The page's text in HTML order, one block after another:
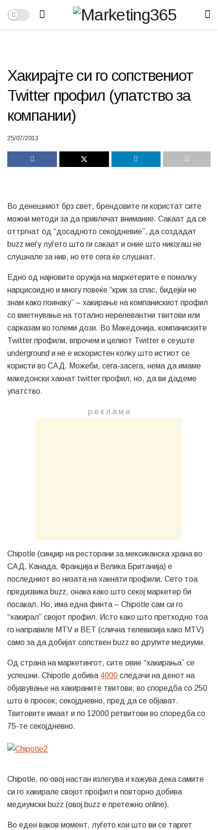
Хакирајте си го сопствениот
Twitter профил (упатство за
компании)
25/07/2013
Во денешниот брз свет, брендовите ги користат сите
можни методи за да привлечат внимание. Сакаат да се
оттргнат од “досадното секојдневие”, да создадат
buzz меѓу луѓето што ги сакаат и оние што никогаш не
слушнале за нив, но ете сега ќе слушнат.
Едно од најновите оружја на маркетерите е помалку
нарцисоидно и многу повеќе “крик за спас, бидејќи не
знам како поинаку” – хакирање на компанискиот профил
со вметнување на тотално нерелевантни твитови или
сарказам во големи дози. Во Македонија, компаниските
Twitter профили, впрочем и целиот Twitter е сеуште
underground и не е искористен колку што истиот се
користи во САД. Можеби, сега-засега, нема да имаме
македонски хакнат twitter профил, но, да ви дадеме
упатство.
р е к л а м a
Chipotle (синџир на ресторани за мексиканска храна во
САД, Канада, Франција и Велика Британија) е
последниот во низата на хакнати профили. Сето тоа
предизвика buzz, онака како што секој маркетер би
посакал. Но, има една финта – Chipotle сам си го
“хакирал” својот профил. Исто како што претходно тоа
го направиле MTV и BET (слична телевизија како MTV)
само за да добијат сопствен buzz во другите медиуми.
Од страна на маркетингот, сите овие “хакирања” се
успешни. Chipotle добива 4000 следачи на денот на
објавување на хакираните твитови, во споредба со 250
што е просек, секојдневно, пред да се објават.
Твитовите имаат и по 12000 ретвитови во споредба со
75-те секојдневно.
Chipotle, по овој настан излегува и кажува дека самите
си го хакирале својот профил и повторно добива
медиумски buzz (овој buzz е претежно online).
Во еден ваков момент, луѓето кои што ви се таргет